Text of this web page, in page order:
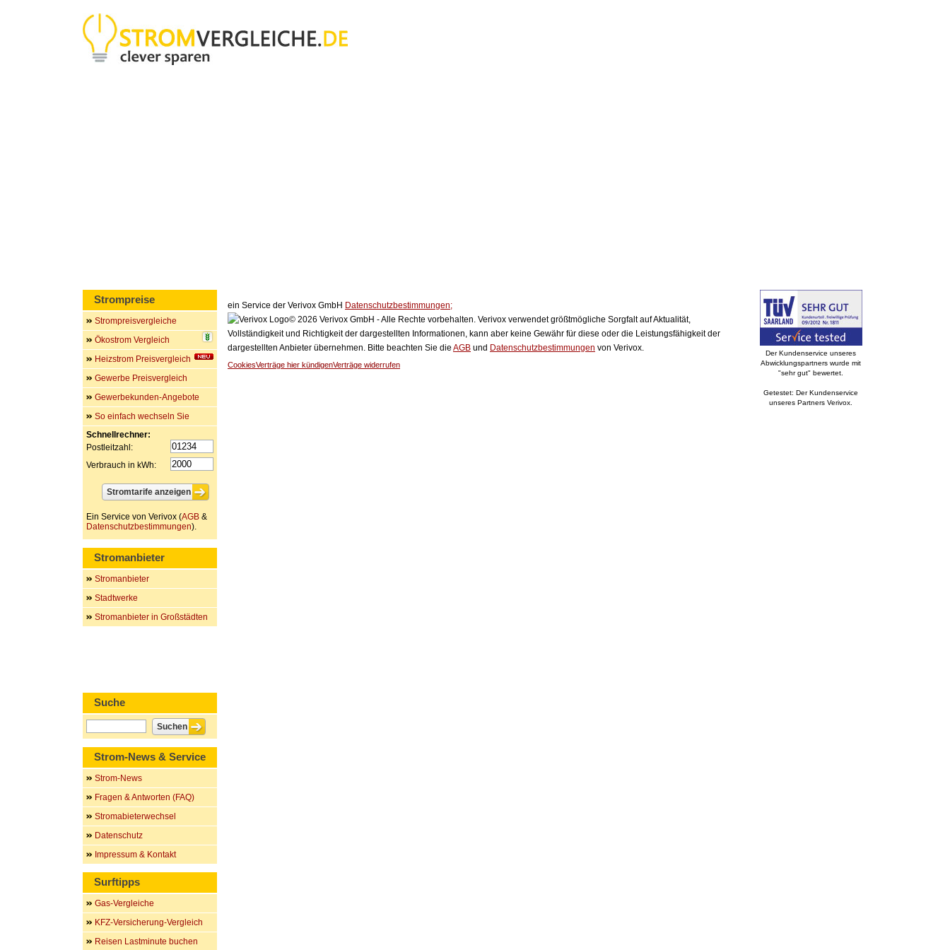
ein Service der Verivox GmbH Datenschutzbestimmungen;
© 2026 Verivox GmbH - Alle Rechte vorbehalten. Verivox verwendet größtmögliche Sorgfalt auf Aktualität,
Vollständigkeit und Richtigkeit der dargestellten Informationen, kann aber keine Gewähr für diese oder die Leistungsfähigkeit der
dargestellten Anbieter übernehmen. Bitte beachten Sie die AGB und Datenschutzbestimmungen von Verivox.
CookiesVerträge hier kündigenVerträge widerrufen
Strompreise
Strompreisvergleiche
Ökostrom Vergleich
Heizstrom Preisvergleich
Gewerbe Preisvergleich
Gewerbekunden-Angebote
So einfach wechseln Sie
Schnellrechner:
Postleitzahl:
Verbrauch in kWh:
Ein Service von Verivox (AGB &
Datenschutzbestimmungen).
Stromanbieter
Stromanbieter
Stadtwerke
Stromanbieter in Großstädten
Suche
Strom-News & Service
Strom-News
Fragen & Antworten (FAQ)
Stromabieterwechsel
Datenschutz
Impressum & Kontakt
Surftipps
Gas-Vergleiche
KFZ-Versicherung-Vergleich
Reisen Lastminute buchen
Der Kundenservice unseres
Abwicklungspartners wurde mit
"sehr gut" bewertet.
Getestet: Der Kundenservice
unseres Partners Verivox.